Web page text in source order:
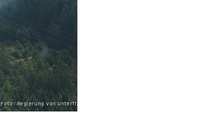
Foto: Regierung von Unterfranken